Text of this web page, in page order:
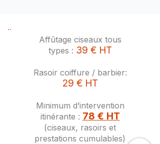
Affûtage ciseaux tous
types : 39 € HT
Rasoir coiffure / barbier:
29 € HT
Minimum d’intervention
itinérante : 78 € HT
(ciseaux, rasoirs et
prestations cumulables)